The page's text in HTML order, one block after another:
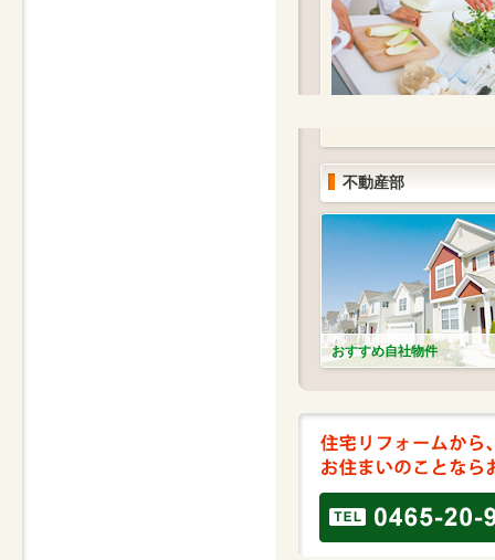
不動産部
おすすめ自社物件